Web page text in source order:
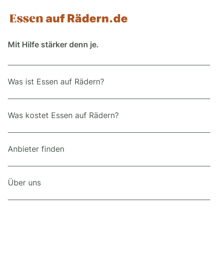
Mit Hilfe stärker denn je.
Was ist Essen auf Rädern?
Was kostet Essen auf Rädern?
Anbieter finden
Über uns